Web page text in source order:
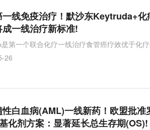
一线免疫治疗！默沙东Keytruda+
一线治疗新标准!
是第一个联合化疗一线治疗食管癌疗效优于化疗
26
性白血病(AML)一线新药！欧盟批
化剂方案：显著延长总生存期(OS)!